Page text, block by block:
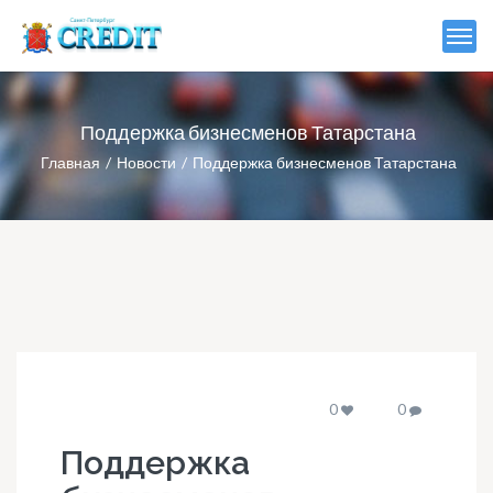
Поддержка бизнесменов Татарстана
Главная Новости Поддержка бизнесменов Татарстана
0 0
Поддержка